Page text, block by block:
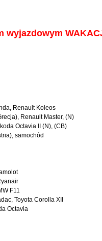
wyjazdowym
Renault Koleos
Renault Master, (N)
Octavia II (N), (CB)
samochód
F11
Toyota Corolla XII
Octavia